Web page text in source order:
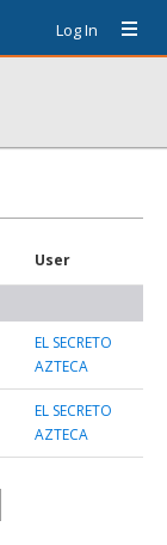
Log In
User
EL SECRETO
AZTECA
EL SECRETO
AZTECA